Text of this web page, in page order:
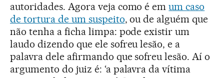
autoridades. Agora veja como é emum caso
de tortura de um suspeito, ou de alguém que
não tenha a ficha limpa: pode existir um
laudo dizendo que ele sofreu lesão, e a
palavra dele afirmando que sofreu lesão. Aí o
argumento do juiz é: ‘a palavra da vítima